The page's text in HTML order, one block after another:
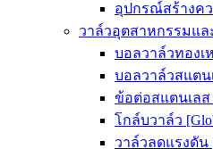
อุปกรณ์สร้างคว
วาล์วอุตสาหกรรมแล
บอลวาล์วทองเ
บอลวาล์วสแตนเ
ข้อต่อสแตนเลส
โกล์บวาล์ว
วาล์วลดแรงดัน